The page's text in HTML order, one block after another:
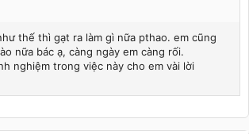
thế thì gạt ra làm gì nữa pthao. em cũng
nữa bác ạ, càng ngày em càng rối.
nghiệm trong việc này cho em vài lời